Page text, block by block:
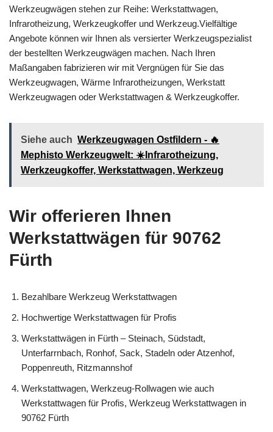
Werkzeugwägen stehen zur Reihe: Werkstattwagen,
Infrarotheizung, Werkzeugkoffer und Werkzeug.Vielfältige
Angebote können wir Ihnen als versierter Werkzeugspezialist
der bestellten Werkzeugwägen machen. Nach Ihren
Maßangaben fabrizieren wir mit Vergnügen für Sie das
Werkzeugwagen, Wärme Infrarotheizungen, Werkstatt
Werkzeugwagen oder Werkstattwagen & Werkzeugkoffer.
Siehe auch Werkzeugwagen Ostfildern - 🔥
Mephisto Werkzeugwelt: ☀️Infrarotheizung,
Werkzeugkoffer, Werkstattwagen, Werkzeug
Wir offerieren Ihnen
Werkstattwägen für 90762
Fürth
Bezahlbare Werkzeug Werkstattwagen
Hochwertige Werkstattwagen für Profis
Werkstattwägen in Fürth – Steinach, Südstadt,
Unterfarrnbach, Ronhof, Sack, Stadeln oder Atzenhof,
Poppenreuth, Ritzmannshof
Werkstattwagen, Werkzeug-Rollwagen wie auch
Werkstattwagen für Profis, Werkzeug Werkstattwagen in
90762 Fürth